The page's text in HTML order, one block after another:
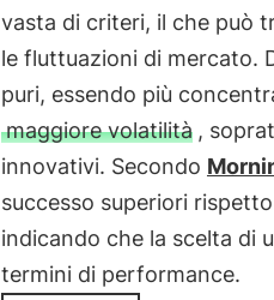
vasta di criteri, il che può
le fluttuazioni di mercato.
puri, essendo più
maggiore volatilità ,
innovativi. Secondo
successo superiori
indicando che la scelta di
termini di performance.